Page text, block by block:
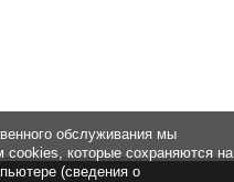
обслуживания мы
cookies, которые сохраняются на
(сведения о